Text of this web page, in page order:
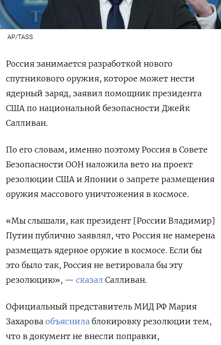
AP/TASS
Россия занимается разработкой нового
спутникового оружия, которое может нести
ядерный заряд, заявил помощник президента
США по национальной безопасности Джейк
Салливан.
По его словам, именно поэтому Россия в Совете
Безопасности ООН наложила вето на проект
резолюции США и Японии о запрете размещения
оружия массового уничтожения в космосе.
«Мы слышали, как президент [России Владимир]
Путин публично заявлял, что Россия не намерена
размещать ядерное оружие в космосе. Если бы
это было так, Россия не ветировала бы эту
резолюцию», — сказал Салливан.
Официальный представитель МИД РФ Мария
Захарова объяснила блокировку резолюции тем,
что в документ не внесли поправки,